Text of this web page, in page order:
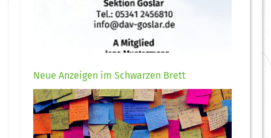
Neue Anzeigen im Schwarzen Brett